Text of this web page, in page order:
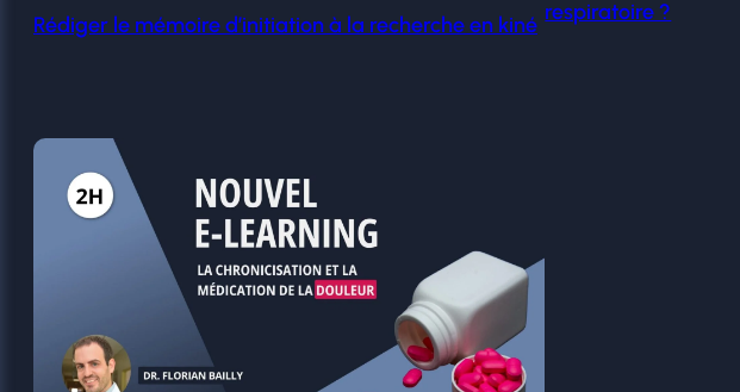
Rédiger le mémoire d’initiation à la recherche en kiné
respiratoire ?